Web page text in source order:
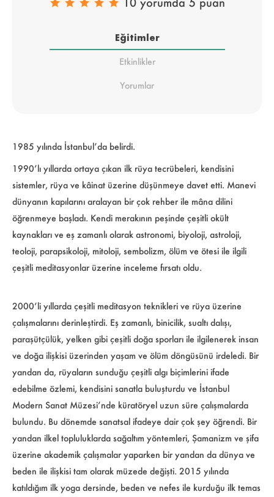
Eğitimler
Etkinlikler
Yorumlar
1985 yılında İstanbul’da belirdi.
1990’lı yıllarda ortaya çıkan ilk rüya tecrübeleri, kendisini
sistemler, rüya ve kâinat üzerine düşünmeye davet etti. Manevi
dünyanın kapılarını aralayan bir çok rehber ile mâna dilini
öğrenmeye başladı. Kendi merakının peşinde çeşitli okült
kaynakları ve eş zamanlı olarak astronomi, biyoloji, astroloji,
teoloji, parapsikoloji, mitoloji, sembolizm, ölüm ve ötesi ile ilgili
çeşitli meditasyonlar üzerine inceleme fırsatı oldu.
2000’li yıllarda çeşitli meditasyon teknikleri ve rüya üzerine
çalışmalarını derinleştirdi. Eş zamanlı, binicilik, sualtı dalışı,
paraşütçülük, yelken gibi çeşitli doğa sporları ile ilgilenerek insan
ve doğa ilişkisi üzerinden yaşam ve ölüm döngüsünü irdeledi. Bir
yandan da, rüyaların sunduğu çeşitli algı biçimlerini ifade
edebilme özlemi, kendisini sanatla buluşturdu ve İstanbul
Modern Sanat Müzesi’nde küratöryel uzun süre çalışmalarda
bulundu. Bu dönemde sanatsal ifadeye dair çok şey öğrendi. Bir
yandan ilkel topluluklarda sağaltım yöntemleri, Şamanizm ve şifa
üzerine akademik çalışmalar yaparken bir yandan da dünya ve
beden ile ilişkisi tam olarak müzede değişti. 2015 yılında
katıldığım ilk yoga dersinde, beden ve nefes ile kurduğu ilk temas